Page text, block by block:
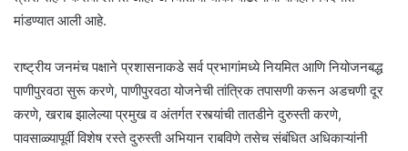
मांडण्यात आली आहे.
राष्ट्रीय जनमंच पक्षाने प्रशासनाकडे सर्व प्रभागांमध्ये नियमित आणि नियोजनबद्ध
पाणीपुरवठा सुरू करणे, पाणीपुरवठा योजनेची तांत्रिक तपासणी करून अडचणी दूर
करणे, खराब झालेल्या प्रमुख व अंतर्गत रस्त्यांची तातडीने दुरुस्ती करणे,
पावसाळ्यापूर्वी विशेष रस्ते दुरुस्ती अभियान राबविणे तसेच संबंधित अधिकाऱ्यांनी